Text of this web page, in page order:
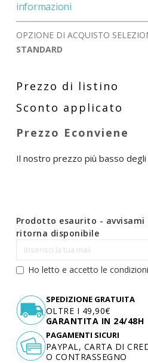
informazioni
OPZIONE DI ACQUISTO
STANDARD
Il nostro prezzo più basso degli
Prodotto esaurito -
ritorna disponibile
Ho letto e accetto le
SPEDIZIONE GRATUITA
OLTRE I 49,90€
GARANTITA IN 24/48H
PAGAMENTI SICURI
PAYPAL, CARTA DI
O CONTRASSEGNO